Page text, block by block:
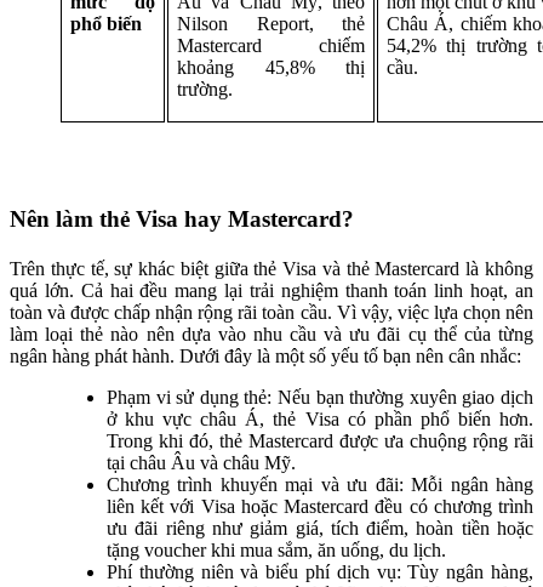
phổ biến
Nilson Report, thẻ
Mastercard chiếm
khoảng 45,8% thị
trường.
Châu Á, chiếm
54,2% thị trường
cầu.
Nên làm thẻ Visa hay Mastercard?
Trên thực tế, sự khác biệt giữa thẻ Visa và thẻ Mastercard là không
quá lớn. Cả hai đều mang lại trải nghiệm thanh toán linh hoạt, an
toàn và được chấp nhận rộng rãi toàn cầu. Vì vậy, việc lựa chọn nên
làm loại thẻ nào nên dựa vào nhu cầu và ưu đãi cụ thể của từng
ngân hàng phát hành. Dưới đây là một số yếu tố bạn nên cân nhắc:
Phạm vi sử dụng thẻ: Nếu bạn thường xuyên giao dịch
ở khu vực châu Á, thẻ Visa có phần phổ biến hơn.
Trong khi đó, thẻ Mastercard được ưa chuộng rộng rãi
tại châu Âu và châu Mỹ.
Chương trình khuyến mại và ưu đãi: Mỗi ngân hàng
liên kết với Visa hoặc Mastercard đều có chương trình
ưu đãi riêng như giảm giá, tích điểm, hoàn tiền hoặc
tặng voucher khi mua sắm, ăn uống, du lịch.
Phí thường niên và biểu phí dịch vụ: Tùy ngân hàng,